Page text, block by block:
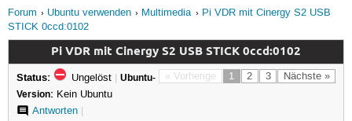
Forum
Ubuntu verwenden Multimedia
Pi VDR mit Cinergy S2 USB
STICK 0ccd:0102
Pi VDR mit Cinergy S2 USB STICK 0ccd:0102
« Vorherige 1 2 3 Nächste »
Status: Ungelöst | Ubuntu-
Version: Kein Ubuntu
Antworten|